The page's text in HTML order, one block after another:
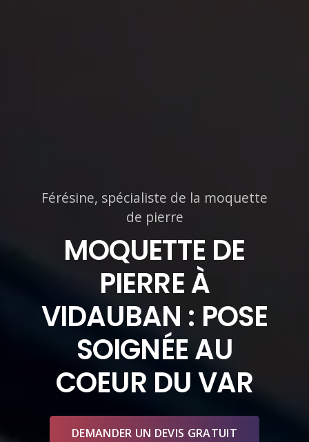
Férésine, spécialiste de la moquette
de pierre
MOQUETTE DE
PIERRE À
VIDAUBAN : POSE
SOIGNÉE AU
COEUR DU VAR
DEMANDER UN DEVIS GRATUIT